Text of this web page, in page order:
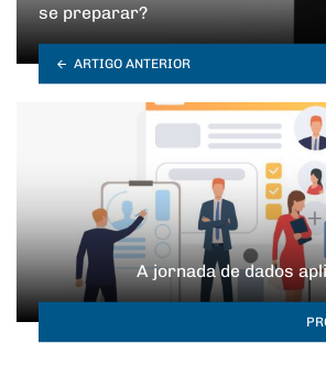
se preparar?
ARTIGO ANTERIOR
A jornada de dados